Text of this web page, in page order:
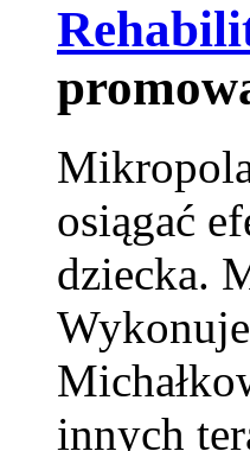
osiągać
dziecka.
innych